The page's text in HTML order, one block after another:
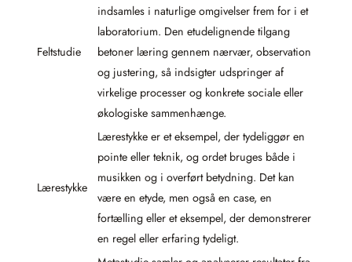
Feltstudie
indsamles i naturlige omgivelser frem for i et
laboratorium. Den etudelignende tilgang
betoner læring gennem nærvær, observation
og justering, så indsigter udspringer af
virkelige processer og konkrete sociale eller
økologiske sammenhænge.
Lærestykke
Lærestykke er et eksempel, der tydeliggør en
pointe eller teknik, og ordet bruges både i
musikken og i overført betydning. Det kan
være en etyde, men også en case, en
fortælling eller et eksempel, der demonstrerer
en regel eller erfaring tydeligt.